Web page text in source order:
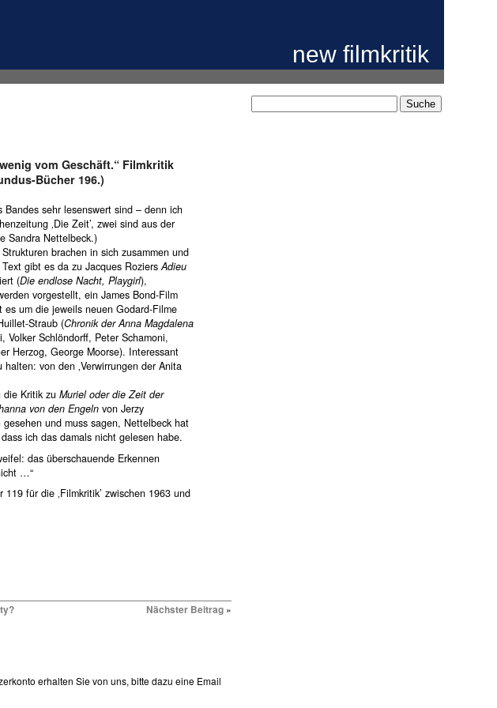
new filmkritik
vom Geschäft.“ Filmkritik
Bücher 196.)
sehr lesenswert sind – denn ich
‚Die Zeit’, zwei sind aus der
Sandra Nettelbeck.)
brachen in sich zusammen und
Text gibt es da zu Jacques RoziersAdieu
(Die endlose Nacht, Playgirl),
vorgestellt, ein James Bond-Film
um die jeweils neuen Godard-Filme
Straub (Chronik der Anna Magdalena
Volker Schlöndorff, Peter Schamoni,
Herzog, George Moorse). Interessant
von den ‚Verwirrungen der Anita
Kritik zu Muriel oder die Zeit der
von den Engeln von Jerzy
und muss sagen, Nettelbeck hat
ich das damals nicht gelesen habe.
das überschauende Erkennen
…“
für die ‚Filmkritik’ zwischen 1963 und
Nächster Beitrag »
erhalten Sie von uns, bitte dazu eine Email